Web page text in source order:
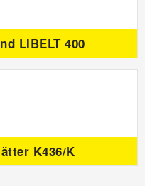
LIBELT 400
K436/K